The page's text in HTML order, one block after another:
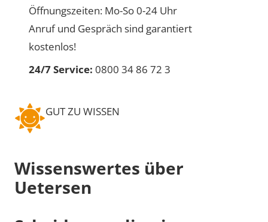
Öffnungszeiten: Mo-So 0-24 Uhr
Anruf und Gespräch sind garantiert
kostenlos!
24/7 Service: 0800 34 86 72 3
GUT ZU WISSEN
Wissenswertes über
Uetersen